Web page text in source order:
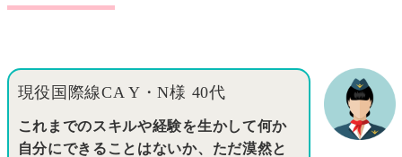
現役国際線CA Y・N様 40代
これまでのスキルや経験を生かして何か
自分にできることはないか、ただ漠然と